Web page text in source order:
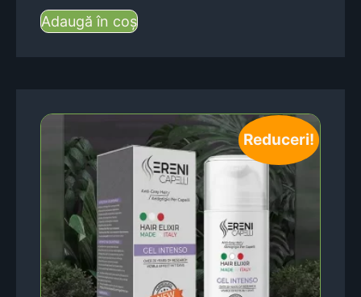
Adaugă în coș
Reduceri!